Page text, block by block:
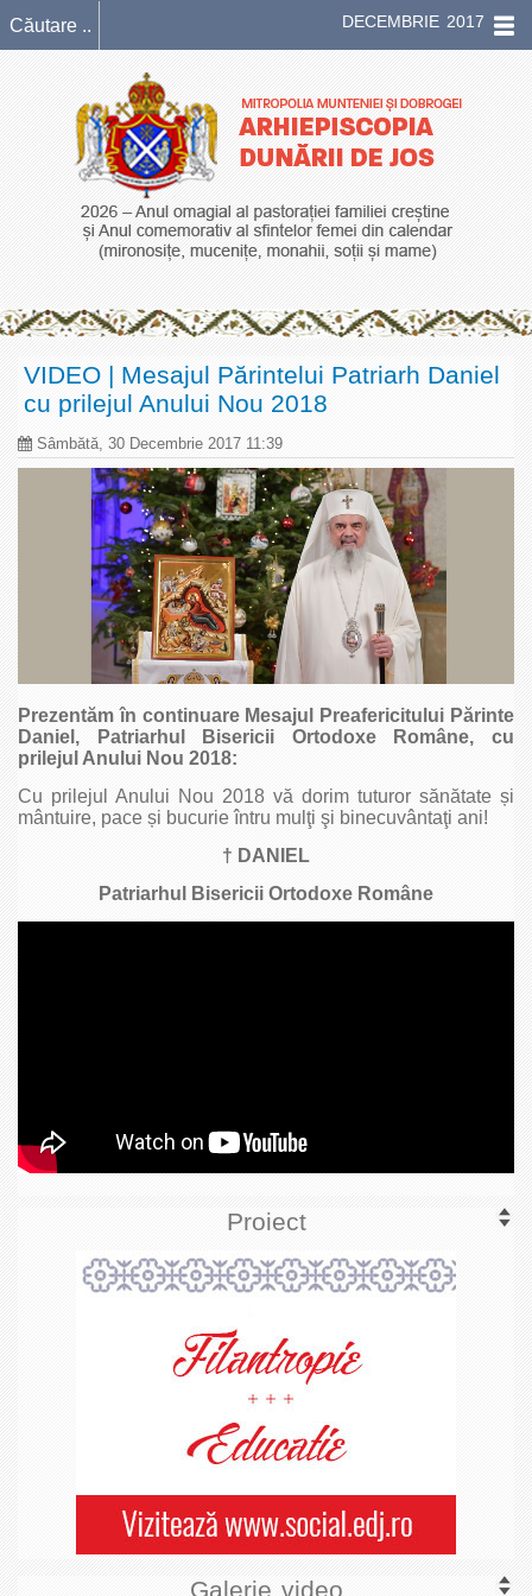
DECEMBRIE 2017
VIDEO | Mesajul Părintelui Patriarh Daniel
cu prilejul Anului Nou 2018
Sâmbătă, 30 Decembrie 2017 11:39
Prezentăm în continuare Mesajul Preafericitului Părinte
Daniel, Patriarhul Bisericii Ortodoxe Române, cu
prilejul Anului Nou 2018:
Cu prilejul Anului Nou 2018 vă dorim tuturor sănătate și
mântuire, pace și bucurie întru mulţi şi binecuvântaţi ani!
† DANIEL
Patriarhul Bisericii Ortodoxe Române
Proiect
Galerie video